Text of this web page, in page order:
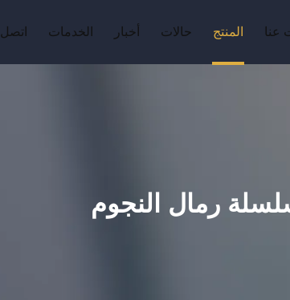
عنا المنتج حالات أخبار الخدمات اتصل
رمال النجوم